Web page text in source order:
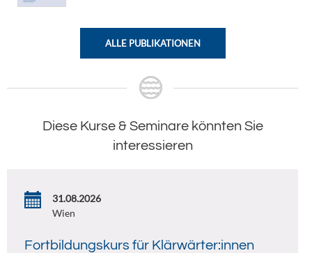
ALLE PUBLIKATIONEN
Diese Kurse & Seminare könnten Sie
interessieren
31.08.2026
Wien
Fortbildungskurs für Klärwärter:innen